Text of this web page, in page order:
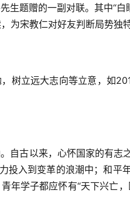
生题赠的一副对联。其中“
为宋教仁对好友判断局势独
树立远大志向等立意，如
自古以来，心怀国家的有
投入到变革的浪潮中；和
年学子都应怀有“天下兴亡